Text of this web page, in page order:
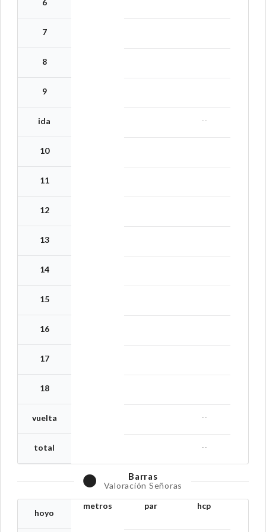
6
7
8
9
ida
10
11
12
13
14
15
16
17
18
vuelta
total
--
--
--
Barras
Valoración Señoras
hoyo
metros par hcp